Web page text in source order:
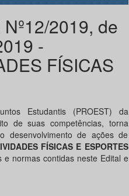
2019, de
-
FÍSICAS
Estudantis (PROEST) da
de suas competências, torna
desenvolvimento de ações de
FÍSICAS E ESPORTES
normas contidas neste Edital e